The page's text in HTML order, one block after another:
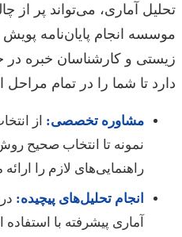
تحلیل آماری، می‌تواند پر از
موسسه انجام پایان‌نامه
زیستی و کارشناسان خبره در
دارد تا شما را در تمام مراحل
مشاوره تخصصی: از
نمونه تا انتخاب صحیح
راهنمایی‌های لازم را
انجام تحلیل‌های پیچیده:
آماری پیشرفته با